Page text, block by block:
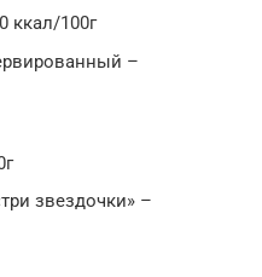
ккал/100г
–
звездочки» –